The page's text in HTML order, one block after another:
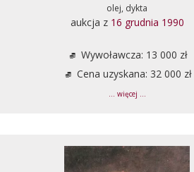
olej, dykta
aukcja z 16 grudnia 1990
Wywoławcza: 13 000 zł
Cena uzyskana: 32 000 zł
... więcej ...